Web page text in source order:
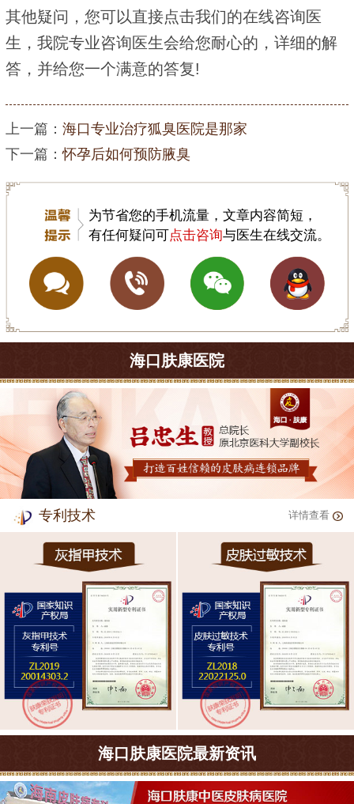
其他疑问，您可以直接点击我们的在线咨询医
生，我院专业咨询医生会给您耐心的，详细的解
答，并给您一个满意的答复!
上一篇： 海口专业治疗狐臭医院是那家
下一篇：怀孕后如何预防腋臭
为节省您的手机流量，文章内容简短，
有任何疑问可点击咨询与医生在线交流。
海口肤康医院
专利技术 详情查看
海口肤康医院最新资讯